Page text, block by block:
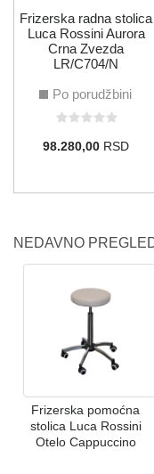
Frizerska radna stolica
Luca Rossini Aurora
Crna Zvezda
LR/C704/N
Po porudžbini
98.280,00RSD
NEDAVNO
Frizerska pomoćna
stolica Luca Rossini
Otelo Cappuccino